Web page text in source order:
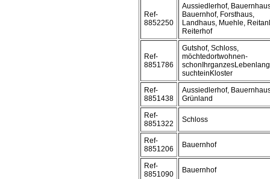
Ref-
8852250
Aussiedlerhof,
Bauernhof, Forsthaus,
Landhaus, Muehle,
Reiterhof
Ref-
8851786
Gutshof, Schloss,
möchtedortwohnen-
suchteinKloster
Ref-
8851438
Aussiedlerhof,
Grünland
Ref-
8851322
Schloss
Ref-
8851206
Bauernhof
Ref-
8851090
Bauernhof